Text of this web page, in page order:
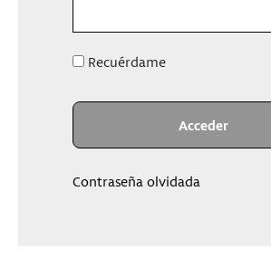
Recuérdame
Contraseña olvidada